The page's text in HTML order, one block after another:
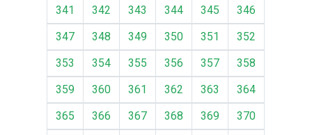
341
342 343 344 345
346
347
348 349 350 351
352
353
354 355 356 357
358
359
360 361 362 363
364
365
366 367 368 369
370